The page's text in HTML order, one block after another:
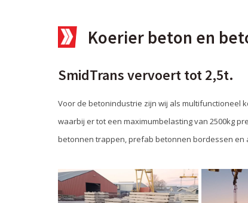
Koerier beton en
SmidTrans vervoert tot 2,5t.
Voor de betonindustrie zijn wij als multifunctioneel
waarbij er tot een maximumbelasting van 2500kg
betonnen trappen, prefab betonnen bordessen en